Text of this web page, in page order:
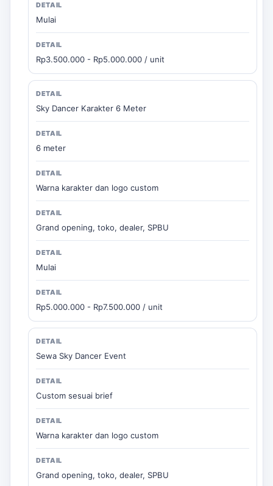
Mulai
Rp3.500.000 - Rp5.000.000 / unit
Sky Dancer Karakter 6 Meter
6 meter
Warna karakter dan logo custom
Grand opening, toko, dealer, SPBU
Mulai
Rp5.000.000 - Rp7.500.000 / unit
Sewa Sky Dancer Event
Custom sesuai brief
Warna karakter dan logo custom
Grand opening, toko, dealer, SPBU